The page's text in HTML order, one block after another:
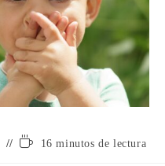
Tiempo16 minutos de lectura